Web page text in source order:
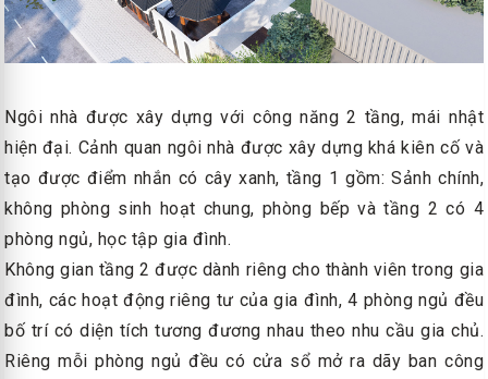
Ngôi nhà được xây dựng với công năng 2 tầng, mái nhật
hiện đại. Cảnh quan ngôi nhà được xây dựng khá kiên cố và
tạo được điểm nhắn có cây xanh, tầng 1 gồm: Sảnh chính,
không phòng sinh hoạt chung, phòng bếp và tầng 2 có 4
phòng ngủ, học tập gia đình.
Không gian tầng 2 được dành riêng cho thành viên trong gia
đình, các hoạt động riêng tư của gia đình, 4 phòng ngủ đều
bố trí có diện tích tương đương nhau theo nhu cầu gia chủ.
Riêng mỗi phòng ngủ đều có cửa sổ mở ra dãy ban công